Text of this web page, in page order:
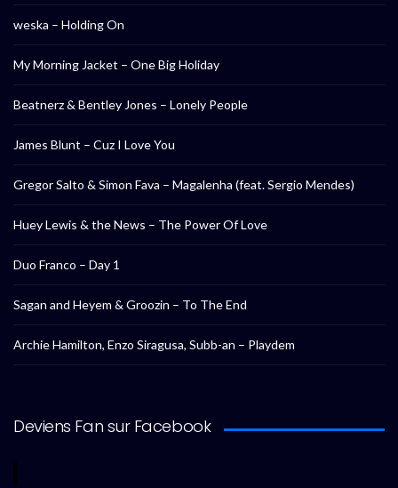
weska – Holding On
My Morning Jacket – One Big Holiday
Beatnerz & Bentley Jones – Lonely People
James Blunt – Cuz I Love You
Gregor Salto & Simon Fava – Magalenha (feat. Sergio Mendes)
Huey Lewis & the News – The Power Of Love
Duo Franco – Day 1
Sagan and Heyem & Groozin – To The End
Archie Hamilton, Enzo Siragusa, Subb-an – Playdem
Deviens Fan sur Facebook